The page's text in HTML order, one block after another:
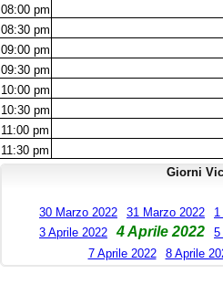
08:00 pm
08:30 pm
09:00 pm
09:30 pm
10:00 pm
10:30 pm
11:00 pm
11:30 pm
Giorni
30 Marzo 2022 31 Marzo 2022
3 Aprile 2022
4 Aprile 2022 5
7 Aprile 2022
8 Aprile